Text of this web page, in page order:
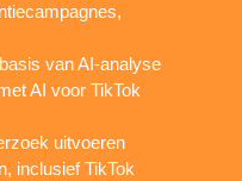
van AI-analyse
AI voor TikTok
uitvoeren
inclusief TikTok